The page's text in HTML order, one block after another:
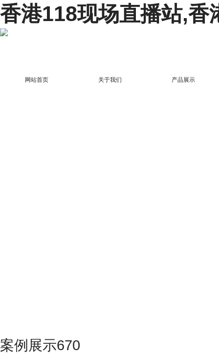
香港118现场直播站,香
网站首页 关于我们 产品展示
案例展示670